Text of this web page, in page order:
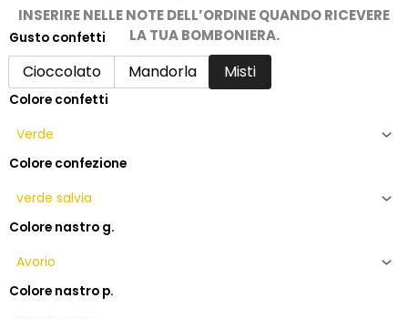
INSERIRE NELLE NOTE DELL’ORDINE QUANDO RICEVERE
LA TUA BOMBONIERA.
Gusto confetti
Cioccolato Mandorla Misti
Colore confetti
Colore confezione
Colore nastro g.
Colore nastro p.
Bomboniera
Nozze
di
Smeraldo
cuore
argento